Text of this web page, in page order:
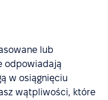
lub
odpowiadają
w osiągnięciu
wątpliwości, które